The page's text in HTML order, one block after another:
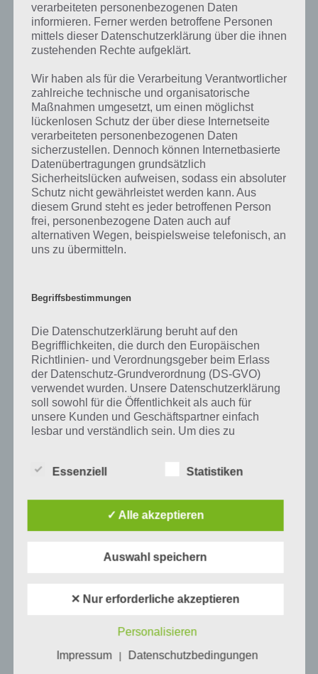
vorgestellt haben, nicht mehr aktuell sein sollte oder ein Wort in der
Lösung von 94 Prozent fehlt, so teile uns die korrekten Lösungen
einfach in den Kommentaren mit. Nur so können wir stets die
aktuellen Antworten auf die zahlreichen Fragen und Sachverhalte in
verändern.
Darum geht es bei 94%
Was ist 94%? In der App 94% musst du auf Basis eines Bildes oder
einer Aussage die Antworten herausfinden, die von anderen Spielern
am häufigsten genannt worden sind. Nur so kannst du das nächste
Level freischalten. Zusammenaddiert ergeben alle Antworten 94
Prozent, wovon die App ihren Namen hat. Entsprechend ist 94
Prozent ein Wort und Rätsel-Spiel. Bereits über 10 Millionen mal
wurde die App mittlerweile heruntergeladen und gehört mit zu den
Auf WhatsApp teilen Teilen auf Facebook
Tweet auf Twitter
verarbeiteten personenbezogenen Daten
informieren. Ferner werden betroffene Personen
mittels dieser Datenschutzerklärung über die ihnen
zustehenden Rechte aufgeklärt.
Wir haben als für die Verarbeitung Verantwortlicher
zahlreiche technische und organisatorische
Maßnahmen umgesetzt, um einen möglichst
lückenlosen Schutz der über diese Internetseite
verarbeiteten personenbezogenen Daten
sicherzustellen. Dennoch können Internetbasierte
Datenübertragungen grundsätzlich
Sicherheitslücken aufweisen, sodass ein absoluter
Schutz nicht gewährleistet werden kann. Aus
diesem Grund steht es jeder betroffenen Person
frei, personenbezogene Daten auch auf
alternativen Wegen, beispielsweise telefonisch, an
uns zu übermitteln.
Begriffsbestimmungen
Die Datenschutzerklärung beruht auf den
Begrifflichkeiten, die durch den Europäischen
Richtlinien- und Verordnungsgeber beim Erlass
der Datenschutz-Grundverordnung (DS-GVO)
verwendet wurden. Unsere Datenschutzerklärung
soll sowohl für die Öffentlichkeit als auch für
unsere Kunden und Geschäftspartner einfach
lesbar und verständlich sein. Um dies zu
unter anderem die folgenden Begriffe:
a) personenbezogene Daten
Informationen, die sich auf eine identifizierte
Folgenden „betroffene Person") beziehen.
Person angesehen, die direkt oder indirekt,
Essenziell Statistiken
✓ Alle akzeptieren
Auswahl speichern
✕ Nur erforderliche akzeptieren
Personalisieren
Impressum
Datenschutzbedingungen